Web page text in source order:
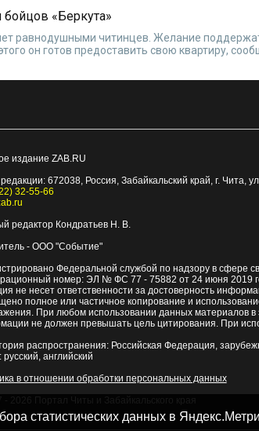
бойцов «Беркута»
равнодушными читинцев. Желание
он готов предоставить свою квартиру,
издание ZAB.RU
672038, Россия, Забайкальский край, г. Чита
32-55-66
редактор Кондратьев Н. В.
- ООО "Событие"
Федеральной службой по надзору в сфере
номер: ЭЛ № ФС 77 - 75882 от 24 июня 2019
не несет ответственности за достоверность
полное или частичное копирование и
При любом использовании данных материалов
не должен превышать цель цитирования. При
распространения: Российская Федерация,
английский
в отношении обработки персональных данных
статистических данных в